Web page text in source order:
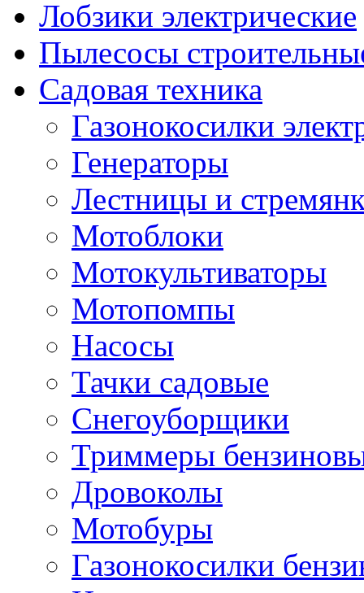
Лобзики электрические
Пылесосы
Садовая техника
Газонокосилки
Генераторы
Лестницы и
Мотоблоки
Мотокультиваторы
Мотопомпы
Насосы
Тачки садовые
Снегоуборщики
Триммеры
Дровоколы
Мотобуры
Газонокосилки